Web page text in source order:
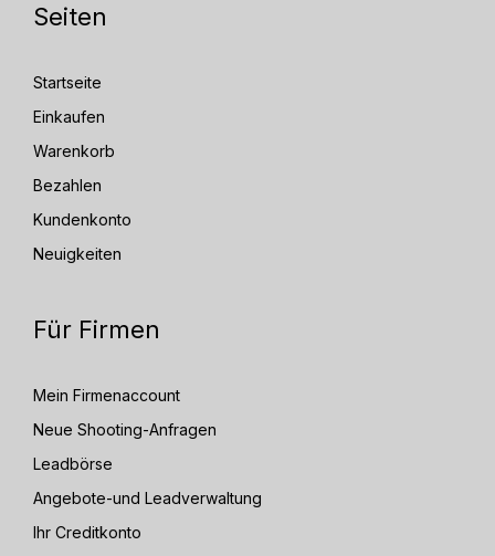
Seiten
Startseite
Einkaufen
Warenkorb
Bezahlen
Kundenkonto
Neuigkeiten
Für Firmen
Mein Firmenaccount
Neue Shooting-Anfragen
Leadbörse
Angebote-und Leadverwaltung
Ihr Creditkonto